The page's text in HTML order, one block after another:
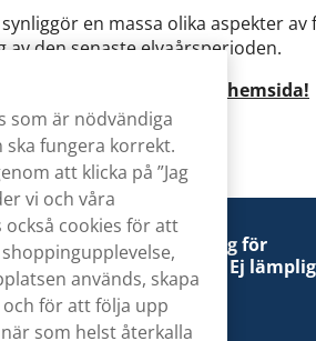
en massa olika aspekter
av den senaste elvaårsperioden.
Folkhälsomyndighetens hemsida!
kan vara skadlig för
beroendeframkallande. Ej lämplig
18 år.
som är nödvändiga
fungera korrekt.
att klicka på ”Jag
vi och våra
cookies för att
används, skapa
för att följa upp
som helst återkalla